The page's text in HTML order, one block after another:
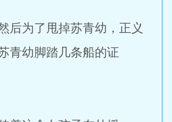
为了甩掉苏青幼，正义
青幼脚踏几条船的证